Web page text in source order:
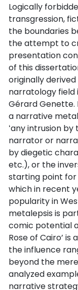
Logically
transgression,
the boundaries
the attempt to
presentation
of this
originally
narratology field
Gérard Genette.
a narrative
ʻany intrusion
narrator or
by diegetic
etc.), or the
starting point
which in recent
popularity in
metalepsis is
comic potential
Rose of Cairo’
the influence
beyond the
analyzed
narrative